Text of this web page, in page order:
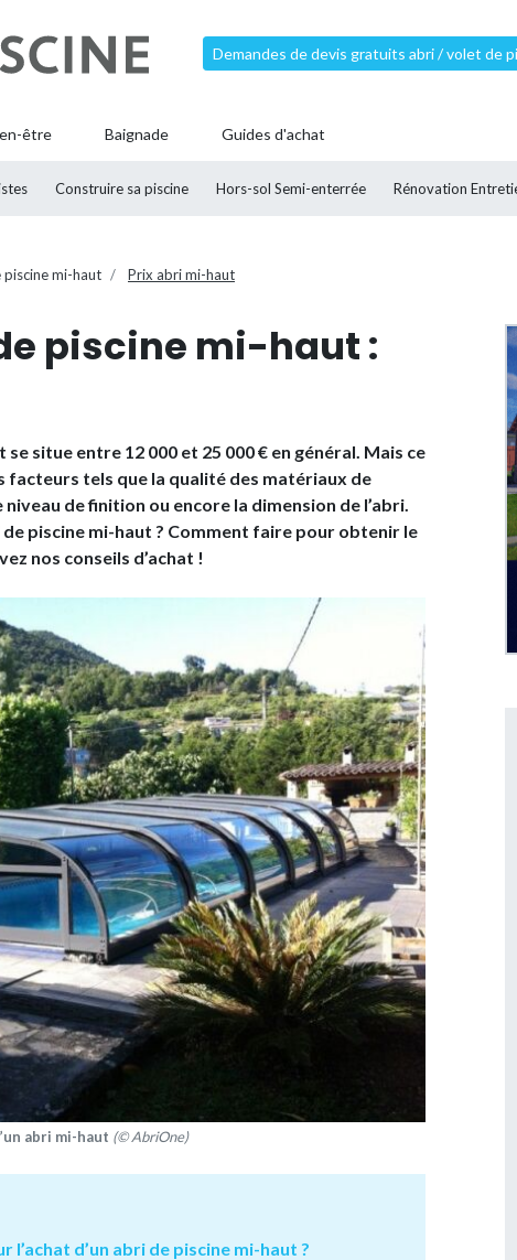
Demandes de devis gratuits abri / volet de
Construire sa piscine Hors-sol Semi-enterrée Rénovation
être Baignade Guides d'achat
piscine mi-haut Prix abri mi-haut
piscine mi-haut :
situe entre 12 000 et 25 000 € en général. Mais ce
tels que la qualité des matériaux de
de finition ou encore la dimension de l’abri.
piscine mi-haut ? Comment faire pour obtenir le
nos conseils d’achat !
abri mi-haut (© AbriOne)
d’un abri de piscine mi-haut ?